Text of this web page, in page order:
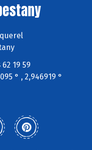
19 59
° , 2,946919 °